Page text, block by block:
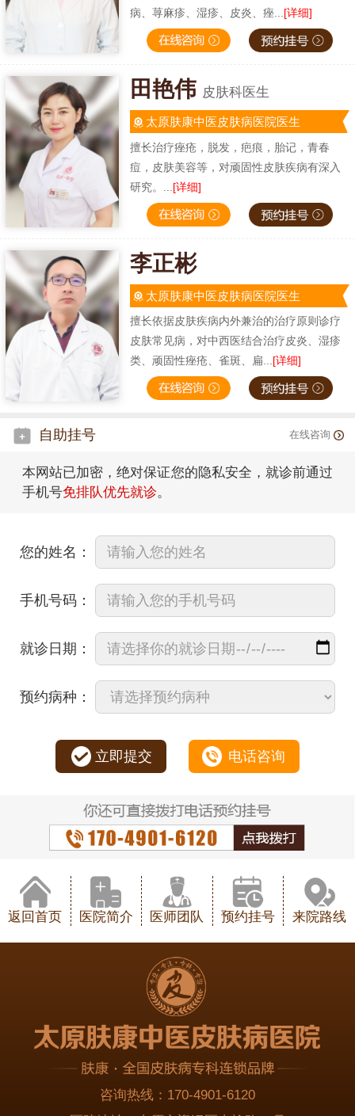
病、荨麻疹、湿疹、皮炎、痤... [详细]
田艳伟 皮肤科医生
太原肤康中医皮肤病医院医生
擅长治疗痤疮，脱发，疤痕，胎记，青春
痘，皮肤美容等，对顽固性皮肤疾病有深入
研究。... [详细]
李正彬
太原肤康中医皮肤病医院医生
擅长依据皮肤疾病内外兼治的治疗原则诊疗
皮肤常见病，对中西医结合治疗皮炎、湿疹
类、顽固性痤疮、雀斑、扁...[详细]
自助挂号 在线咨询
本网站已加密，绝对保证您的隐私安全，就诊前通过
手机号免排队优先就诊。
您的姓名：
手机号码：
就诊日期：
预约病种：
立即提交 电话咨询
返回首页 医院简介 医师团队 预约挂号 来院路线
咨询热线： 170-4901-6120